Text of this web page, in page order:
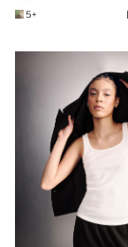
+5